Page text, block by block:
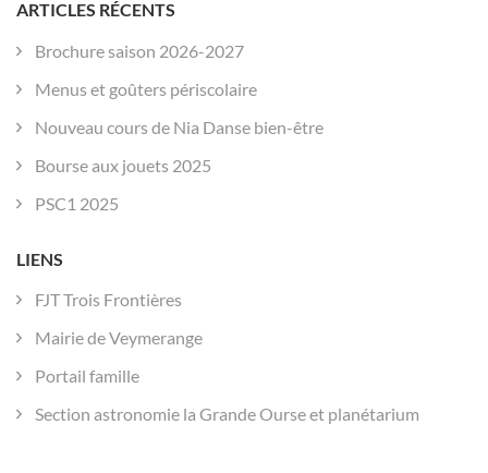
ARTICLES RÉCENTS
Brochure saison 2026-2027
Menus et goûters périscolaire
Nouveau cours de Nia Danse bien-être
Bourse aux jouets 2025
PSC1 2025
LIENS
FJT Trois Frontières
Mairie de Veymerange
Portail famille
Section astronomie la Grande Ourse et planétarium